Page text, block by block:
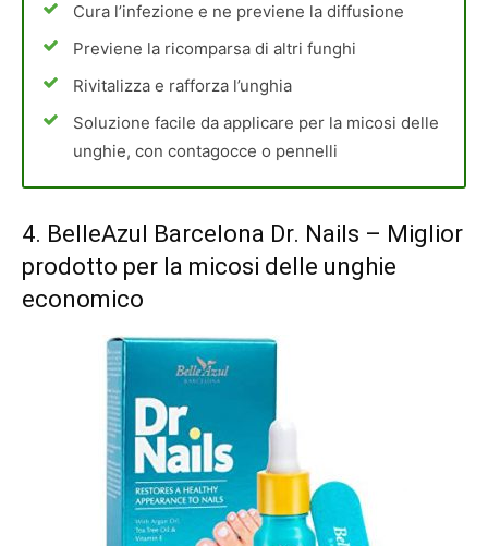
Cura l’infezione e ne previene la diffusione
Previene la ricomparsa di altri funghi
Rivitalizza e rafforza l’unghia
Soluzione facile da applicare per la micosi delle
unghie, con contagocce o pennelli
4. BelleAzul Barcelona Dr. Nails – Miglior
prodotto per la micosi delle unghie
economico